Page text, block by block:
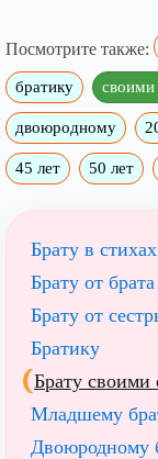
Посмотрите также:
братику своими
двоюродному
45 лет 50 лет
Брату в стихах
Брату от брата
Брату от
Братику
Брату своими
Младшему
Двоюродному